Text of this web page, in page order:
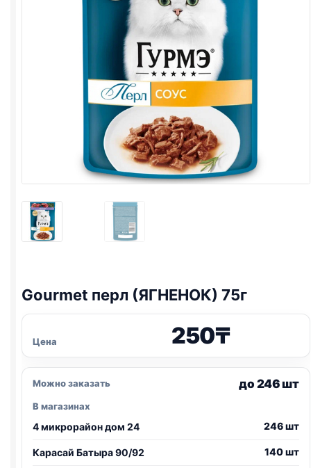
Gourmet перл (ЯГНЕНОК) 75г
Цена 250₸
Можно заказать до 246 шт
В магазинах
4 микрорайон дом 24 246 шт
Карасай Батыра 90/92 140 шт